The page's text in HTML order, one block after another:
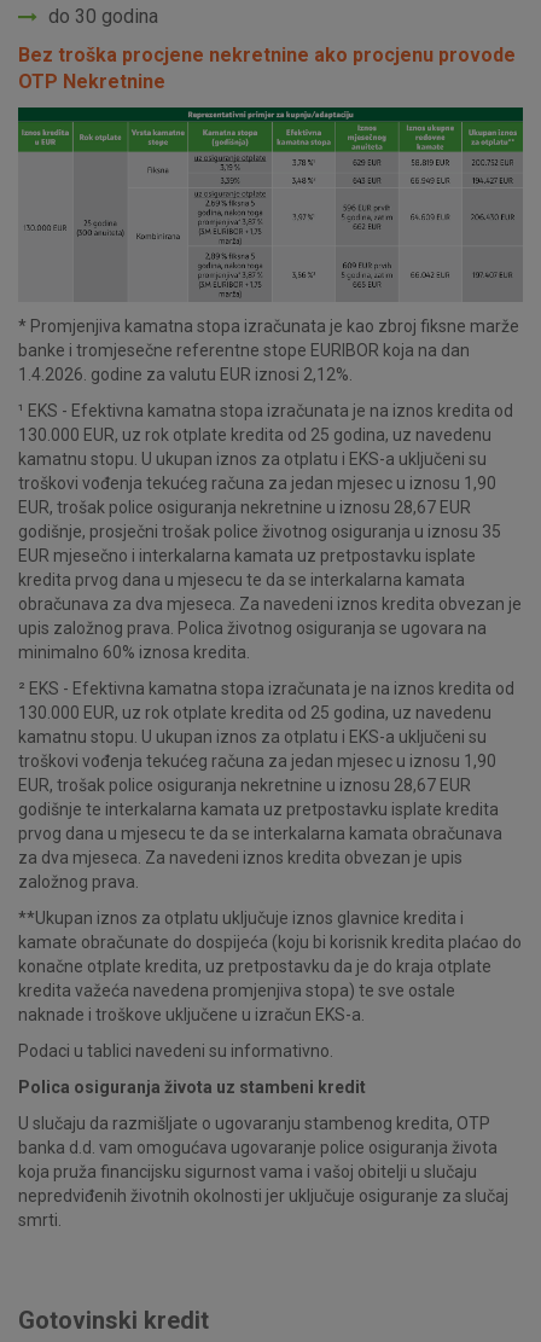
do 30 godina
Bez troška procjene nekretnine ako procjenu provode
OTP Nekretnine
* Promjenjiva kamatna stopa izračunata je kao zbroj fiksne marže
banke i tromjesečne referentne stope EURIBOR koja na dan
1.4.2026. godine za valutu EUR iznosi 2,12%.
¹ EKS - Efektivna kamatna stopa izračunata je na iznos kredita od
130.000 EUR, uz rok otplate kredita od 25 godina, uz navedenu
kamatnu stopu. U ukupan iznos za otplatu i EKS-a uključeni su
troškovi vođenja tekućeg računa za jedan mjesec u iznosu 1,90
EUR, trošak police osiguranja nekretnine u iznosu 28,67 EUR
godišnje, prosječni trošak police životnog osiguranja u iznosu 35
EUR mjesečno i interkalarna kamata uz pretpostavku isplate
kredita prvog dana u mjesecu te da se interkalarna kamata
obračunava za dva mjeseca. Za navedeni iznos kredita obvezan je
upis založnog prava. Polica životnog osiguranja se ugovara na
minimalno 60% iznosa kredita.
² EKS - Efektivna kamatna stopa izračunata je na iznos kredita od
130.000 EUR, uz rok otplate kredita od 25 godina, uz navedenu
kamatnu stopu. U ukupan iznos za otplatu i EKS-a uključeni su
troškovi vođenja tekućeg računa za jedan mjesec u iznosu 1,90
EUR, trošak police osiguranja nekretnine u iznosu 28,67 EUR
godišnje te interkalarna kamata uz pretpostavku isplate kredita
prvog dana u mjesecu te da se interkalarna kamata obračunava
za dva mjeseca. Za navedeni iznos kredita obvezan je upis
založnog prava.
**Ukupan iznos za otplatu uključuje iznos glavnice kredita i
kamate obračunate do dospijeća (koju bi korisnik kredita plaćao do
konačne otplate kredita, uz pretpostavku da je do kraja otplate
kredita važeća navedena promjenjiva stopa) te sve ostale
naknade i troškove uključene u izračun EKS-a.
Podaci u tablici navedeni su informativno.
Polica osiguranja života uz stambeni kredit
U slučaju da razmišljate o ugovaranju stambenog kredita, OTP
banka d.d. vam omogućava ugovaranje police osiguranja života
koja pruža financijsku sigurnost vama i vašoj obitelji u slučaju
nepredviđenih životnih okolnosti jer uključuje osiguranje za slučaj
smrti.
Gotovinski kredit